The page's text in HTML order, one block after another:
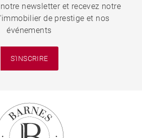
newsletter et recevez notre
de prestige et nos
événements
S'INSCRIRE